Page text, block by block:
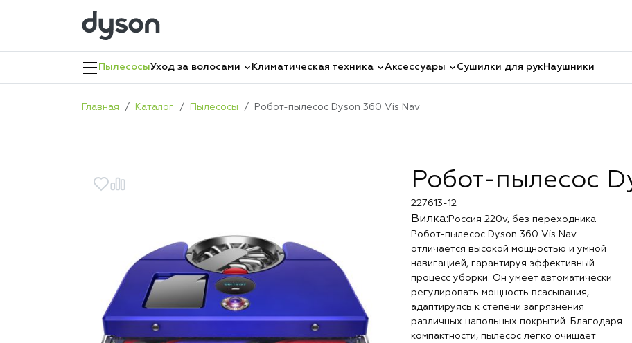
ПылесосыУход за волосами Климатическая техника Аксессуары Сушилки для рукНаушники
Главная Каталог Пылесосы Робот-пылесос Dyson 360 Vis Nav
Робот-пылесос
227613-12
Вилка: Россия 220v, без переходника
Робот-пылесос Dyson 360 Vis Nav
отличается высокой мощностью и умной
навигацией, гарантируя эффективный
процесс уборки. Он умеет автоматически
регулировать мощность всасывания,
адаптируясь к степени загрязнения
различных напольных покрытий. Благодаря
компактности, пылесос легко очищает